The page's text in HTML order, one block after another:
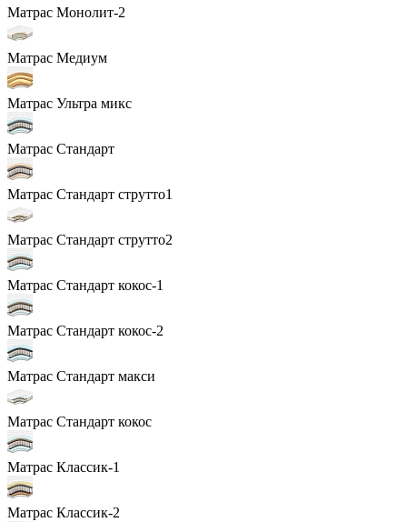
Матрас Монолит-2
Матрас Медиум
Матрас Ультра микс
Матрас Стандарт
Матрас Стандарт струтто1
Матрас Стандарт струтто2
Матрас Стандарт кокос-1
Матрас Стандарт кокос-2
Матрас Стандарт макси
Матрас Стандарт кокос
Матрас Классик-1
Матрас Классик-2